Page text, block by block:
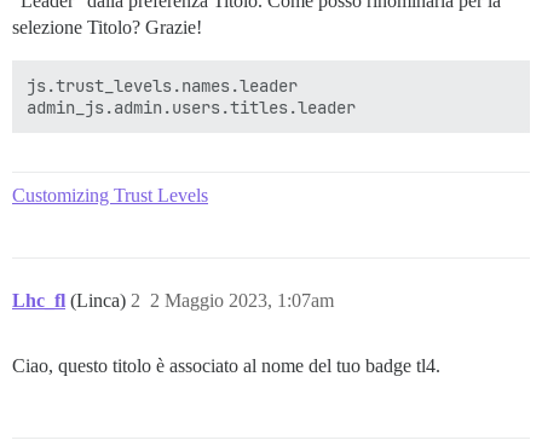
selezione Titolo? Grazie!
js.trust_levels.names.leader
Customizing Trust Levels
Lhc_fl (Linca) 2 Maggio 2023, 1:07am
2
Ciao, questo titolo è associato al nome del tuo badge tl4.